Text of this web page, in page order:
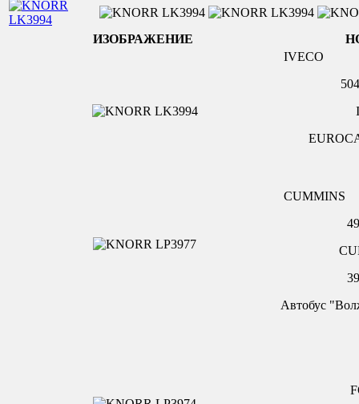
ИЗОБРАЖЕНИЕ
IVECO
CUMMINS
Автобус